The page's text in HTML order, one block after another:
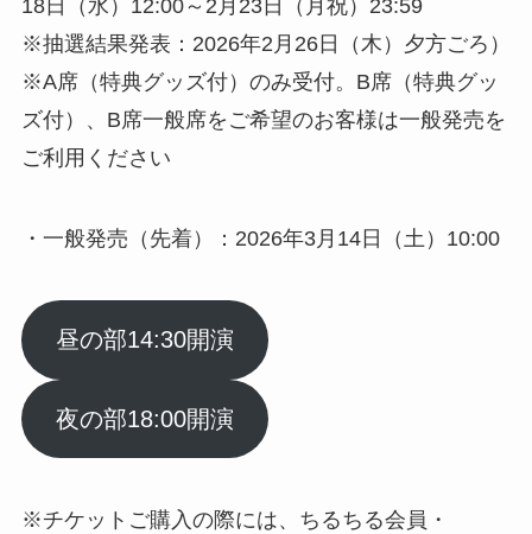
18日（水）12:00～2月23日（月祝）23:59
※抽選結果発表：2026年2月26日（木）夕方ごろ）
※A席（特典グッズ付）のみ受付。B席（特典グッ
ズ付）、B席一般席をご希望のお客様は一般発売を
ご利用ください
・一般発売（先着）：2026年3月14日（土）10:00
昼の部14:30開演
夜の部18:00開演
※チケットご購入の際には、ちるちる会員・